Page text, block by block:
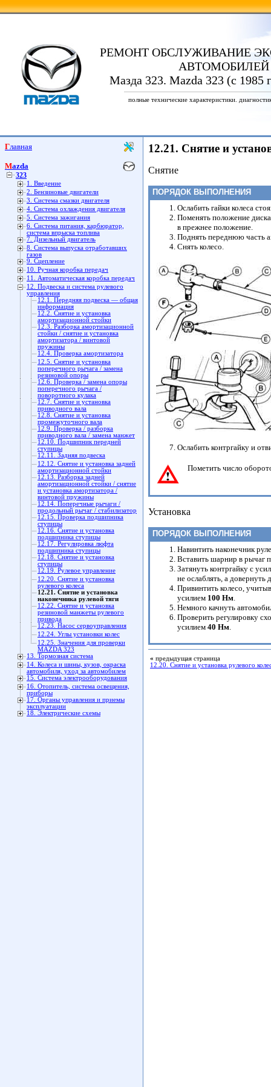
РЕМОНТ ОБСЛУЖИВАНИЕ
АВТОМОБИЛЕЙ
Мазда 323. Mazda 323 (с 1985
полные технические характеристики.
Главная
Mazda
323
1. Введение
2. Бензиновые двигатели
3. Система смазки двигателя
4. Система охлаждения двигателя
5. Система зажигания
6. Система питания, карбюратор,
система впрыска топлива
7. Дизельный двигатель
8. Система выпуска отработавших
газов
9. Сцепление
10. Ручная коробка передач
11. Автоматическая коробка передач
12. Подвеска и система рулевого
управления
12.1. Передняя подвеска — общая
информация
12.2. Снятие и установка
амортизационной стойки
12.3. Разборка амортизационной
стойки / снятие и установка
амортизатора / винтовой
пружины
12.4. Проверка амортизатора
12.5. Снятие и установка
поперечного рычага / замена
резиновой опоры
12.6. Проверка / замена опоры
поперечного рычага /
поворотного кулака
12.7. Снятие и установка
приводного вала
12.8. Снятие и установка
промежуточного вала
12.9. Проверка / разборка
приводного вала / замена манжет
12.10. Подшипник передней
ступицы
12.11. Задняя подвеска
12.12. Снятие и установка задней
амортизационной стойки
12.13. Разборка задней
амортизационной стойки / снятие
и установка амортизатора /
винтовой пружины
12.14. Поперечные рычаги /
продольный рычаг / стабилизатор
12.15. Проверка подшипника
ступицы
12.16. Снятие и установка
подшипника ступицы
12.17. Регулировка люфта
подшипника ступицы
12.18. Снятие и установка
ступицы
12.19. Рулевое управление
12.20. Снятие и установка
рулевого колеса
12.21. Снятие и установка
наконечника рулевой тяги
12.22. Снятие и установка
резиновой манжеты рулевого
привода
12.23. Насос сервоуправления
12.24. Углы установки колес
12.25. Значения для проверки
MAZDA 323
13. Тормозная система
14. Колеса и шины, кузов, окраска
автомобиля, уход за автомобилем
15. Система электрооборудования
16. Отопитель, система освещения,
приборы
17. Органы управления и приемы
эксплуатации
18. Электрические схемы
12.21. Снятие и
Снятие
ПОРЯДОК ВЫПОЛНЕНИЯ
Ослабить гайки колеса
Поменять положение
в прежнее положение.
Поднять переднюю часть
Снять колесо.
Ослабить контргайку и
Пометить число
Установка
ПОРЯДОК ВЫПОЛНЕНИЯ
Навинтить наконечник
Вставить шарнир в рычаг
Затянуть контргайку с
не ослаблять, а довернуть
Привинтить колесо,
усилием 100 Нм.
Немного качнуть
Проверить регулировку
усилием 40 Нм.
« предыдущая страница
12.20. Снятие и установка рулевого